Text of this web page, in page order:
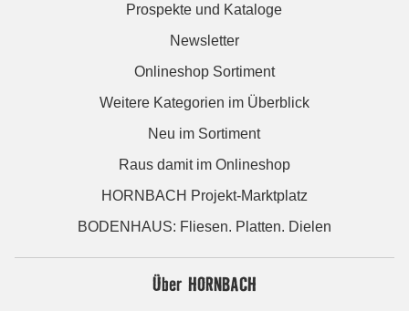
Prospekte und Kataloge
Newsletter
Onlineshop Sortiment
Weitere Kategorien im Überblick
Neu im Sortiment
Raus damit im Onlineshop
HORNBACH Projekt-Marktplatz
BODENHAUS: Fliesen. Platten. Dielen
Über HORNBACH